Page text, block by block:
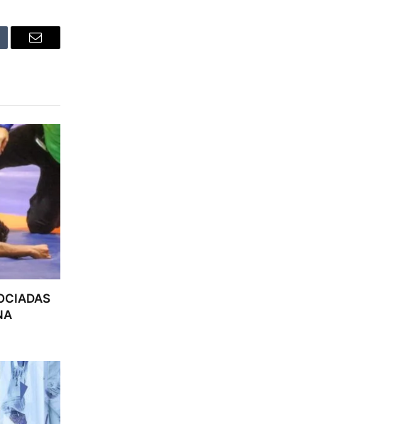
Email